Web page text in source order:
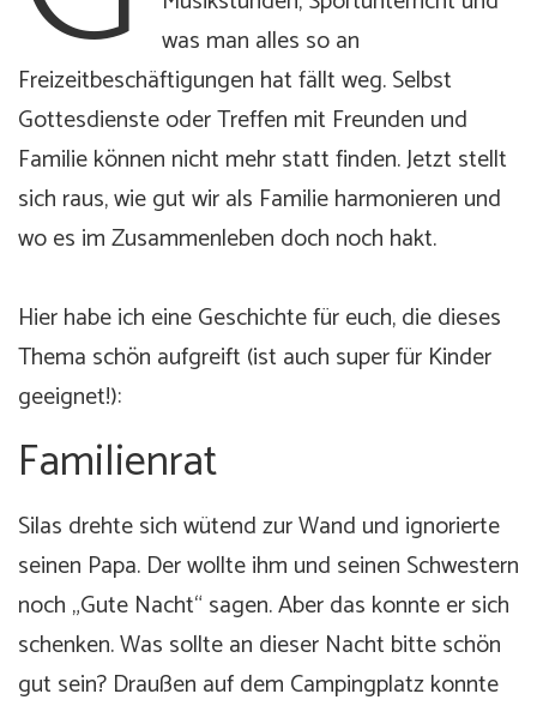
was man alles so an
Freizeitbeschäftigungen hat fällt weg. Selbst
Gottesdienste oder Treffen mit Freunden und
Familie können nicht mehr statt finden. Jetzt stellt
sich raus, wie gut wir als Familie harmonieren und
wo es im Zusammenleben doch noch hakt.
Hier habe ich eine Geschichte für euch, die dieses
Thema schön aufgreift (ist auch super für Kinder
geeignet!):
Familienrat
Silas drehte sich wütend zur Wand und ignorierte
seinen Papa. Der wollte ihm und seinen Schwestern
noch „Gute Nacht“ sagen. Aber das konnte er sich
schenken. Was sollte an dieser Nacht bitte schön
gut sein? Draußen auf dem Campingplatz konnte